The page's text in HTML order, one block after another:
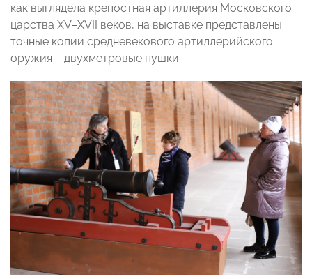
как выглядела крепостная артиллерия Московского
царства XV–XVII веков, на выставке представлены
точные копии средневекового артиллерийского
оружия – двухметровые пушки.